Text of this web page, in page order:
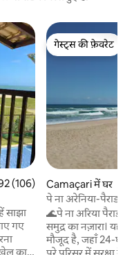
5 में से 4.92, 106 समीक्षाएँ
(106)
साझा
गए
का
गेस्ट्स की फ़ेवरेट
गेस्ट्स की फ़ेवरेट
Camaçari में घर
पे ना अरेनिया-पैराडाइज़
🌊पे ना अरिया
समुद्र का नज़ारा। यह
मौजूद है, जहाँ 24-घंटे